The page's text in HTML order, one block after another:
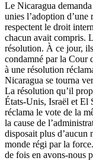
Le Nicaragua
unies l’adoption d’une
respectent le droit
chacun avait compris.
résolution. À ce jour,
condamné par la Cour
à une résolution
Nicaragua se tourna
La résolution qu’il
États-Unis, Israël et El
réclama le vote de la
la cause de
disposait plus d’aucun
monde régi par la
de fois en avons-nous